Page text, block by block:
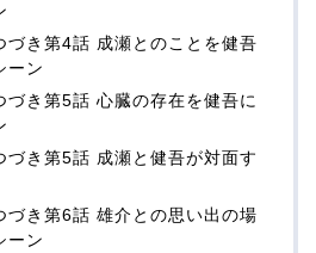
づき第4話 成瀬とのことを健吾
ーン
づき第5話 心臓の存在を健吾に
づき第5話 成瀬と健吾が対面す
づき第6話 雄介との思い出の場
ーン